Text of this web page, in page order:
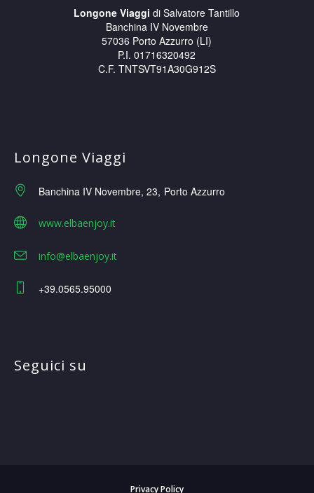
Longone Viaggi di Salvatore Tantillo
Banchina IV Novembre
57036 Porto Azzurro (LI)
P.I. 01716320492
C.F. TNTSVT91A30G912S
Longone Viaggi
Banchina IV Novembre, 23 Porto Azzurro
www.elbaenjoy.it
info@elbaenjoy.it
+39.0565.95000
Seguici su
Privacy Policy